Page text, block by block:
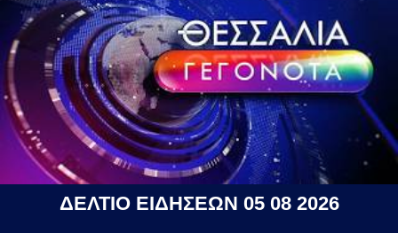
ΔΕΛΤΙΟ ΕΙΔΗΣΕΩΝ 05 08 2026